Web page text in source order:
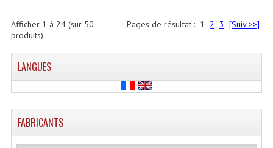
Pages de résultat : 1 2 3 [Suiv >>]
Afficher 1 à 24(sur 50
produits)
LANGUES
FABRICANTS